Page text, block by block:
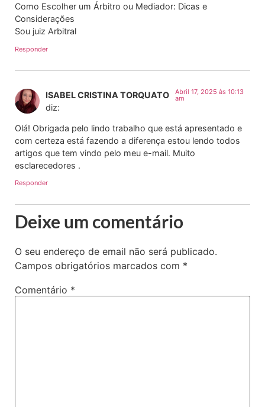
Como Escolher um Árbitro ou Mediador: Dicas e
Considerações
Sou juiz Arbitral
Responder
ISABEL CRISTINA TORQUATO
diz:
Abril 17, 2025 às 10:13
am
Olá! Obrigada pelo lindo trabalho que está apresentado e
com certeza está fazendo a diferença estou lendo todos
artigos que tem vindo pelo meu e-mail. Muito
esclarecedores .
Responder
Deixe um comentário
O seu endereço de email não será publicado.
Campos obrigatórios marcados com *
Comentário *